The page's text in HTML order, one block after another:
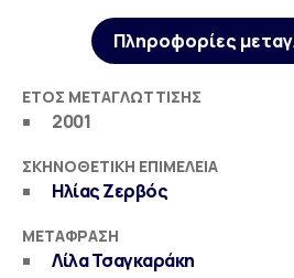
Πληροφορίες
ΈΤΟΣ ΜΕΤΑΓΛΏΤΤΙΣΗΣ
2001
ΣΚΗΝΟΘΕΤΙΚΉ ΕΠΙΜΈΛΕΙΑ
Ηλίας Ζερβός
ΜΕΤΆΦΡΑΣΗ
Λίλα Τσαγκαράκη